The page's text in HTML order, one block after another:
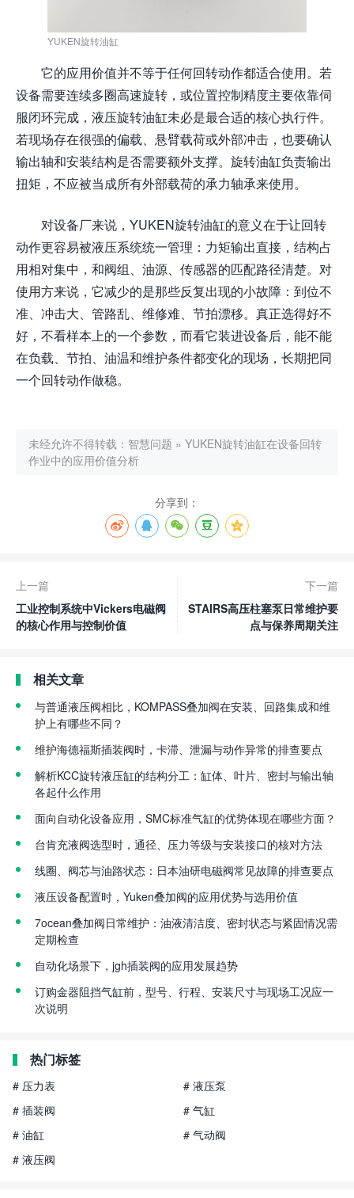
YUKEN旋转油缸
它的应用价值并不等于任何回转动作都适合使用。若
设备需要连续多圈高速旋转，或位置控制精度主要依靠伺
服闭环完成，液压旋转油缸未必是最合适的核心执行件。
若现场存在很强的偏载、悬臂载荷或外部冲击，也要确认
输出轴和安装结构是否需要额外支撑。旋转油缸负责输出
扭矩，不应被当成所有外部载荷的承力轴承来使用。
对设备厂来说，YUKEN旋转油缸的意义在于让回转
动作更容易被液压系统统一管理：力矩输出直接，结构占
用相对集中，和阀组、油源、传感器的匹配路径清楚。对
使用方来说，它减少的是那些反复出现的小故障：到位不
准、冲击大、管路乱、维修难、节拍漂移。真正选得好不
好，不看样本上的一个参数，而看它装进设备后，能不能
在负载、节拍、油温和维护条件都变化的现场，长期把同
一个回转动作做稳。
未经允许不得转载： 智慧问题 » YUKEN旋转油缸在设备回转
作业中的应用价值分析
分享到：
上一篇
工业控制系统中Vickers电磁阀
的核心作用与控制价值
下一篇
STAIRS高压柱塞泵日常维护要
点与保养周期关注
相关文章
与普通液压阀相比，KOMPASS叠加阀在安装、回路集成和维
护上有哪些不同？
维护海德福斯插装阀时，卡滞、泄漏与动作异常的排查要点
解析KCC旋转液压缸的结构分工：缸体、叶片、密封与输出轴
各起什么作用
面向自动化设备应用，SMC标准气缸的优势体现在哪些方面？
台肯充液阀选型时，通径、压力等级与安装接口的核对方法
线圈、阀芯与油路状态：日本油研电磁阀常见故障的排查要点
液压设备配置时，Yuken叠加阀的应用优势与选用价值
7ocean叠加阀日常维护：油液清洁度、密封状态与紧固情况需
定期检查
自动化场景下，jgh插装阀的应用发展趋势
订购金器阻挡气缸前，型号、行程、安装尺寸与现场工况应一
次说明
热门标签
# 压力表
# 液压泵
# 插装阀
# 气缸
# 油缸
# 气动阀
# 液压阀